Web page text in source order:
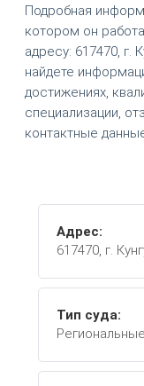
Подробная
котором он
адресу: 617470, г.
найдете
достижениях,
специализации,
контактные
Адрес:
617470, г.
Тип суда: